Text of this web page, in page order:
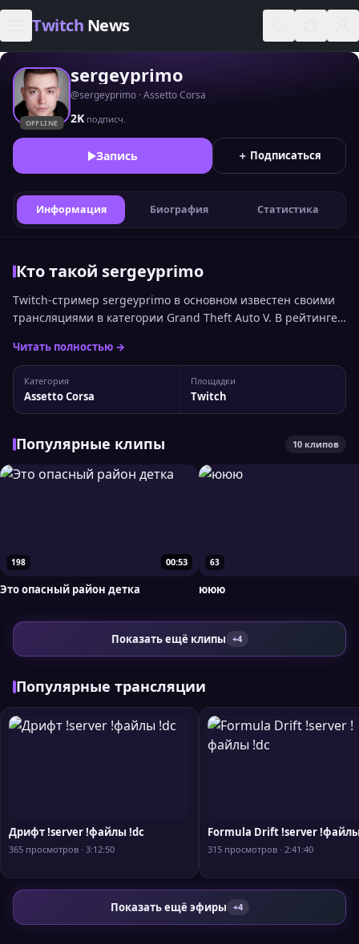
Skip to content
Twitch News
OFFLINE
sergeyprimo
@sergeyprimo · Assetto Corsa
2K подписч.
Запись ＋ Подписаться
Информация Биография Статистика
Кто такой sergeyprimo
Twitch-стример sergeyprimo в основном известен своими
трансляциями в категории Grand Theft Auto V. В рейтинге
аудитории канал сейчас занимает 2697 место. Статистика
канала sergeyprimo Статистика канала: 1 897 подписчиков,
пиковый онлайн — 304 зрителей. Для более детального
анализа вы можете сравнить...
Читать полностью →
Категория
Assetto Corsa
Площадки
Twitch
Популярные клипы 10 клипов
00:53
198
Это опасный район детка
63
ююю
Показать ещё клипы +4
Популярные трансляции
Дрифт !server !файлы !dc
365 просмотров · 3:12:50
Formula Drift !server
315 просмотров · 2:41:40
Показать ещё эфиры +4